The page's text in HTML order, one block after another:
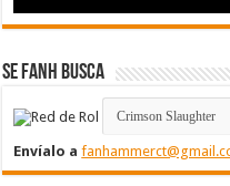
Se FanH Busca
Envíalo a